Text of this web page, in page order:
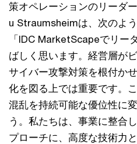
策オペレーションのリーダ
u Straumsheimは、次のよう
「IDC MarketScapeでリー
ばしく思います。経営層が
サイバー攻撃対策を根付か
化を図る上では重要です。
混乱を持続可能な優位性に
う。私たちは、事業に整合
プローチに、高度な技術力